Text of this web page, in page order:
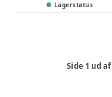
Lagerstatus
Side 1 ud af